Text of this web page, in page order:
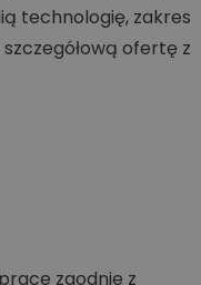
technologię, zakres
ofertę z
zgodnie z